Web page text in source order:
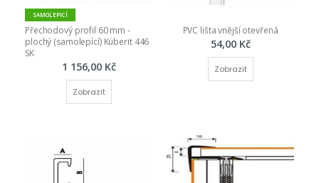
SAMOLEPICÍ
Přechodový profil 60 mm -
plochý (samolepící) Küberit 446
SK
1 156,00 Kč
Zobrazit
PVC lišta vnější otevřená
54,00 Kč
Zobrazit